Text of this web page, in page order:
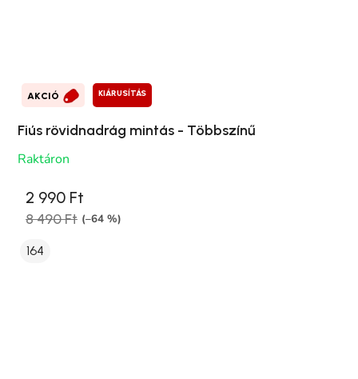
AKCIÓ KIÁRUSÍTÁS
Fiús rövidnadrág mintás - Többszínű
Raktáron
2 990 Ft
8 490 Ft (–64 %)
164